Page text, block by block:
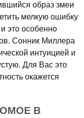
образ змеи
мелкую ошибку
это особенно
Сонник Миллера
интуицией и
Для Вас это
окажется
В